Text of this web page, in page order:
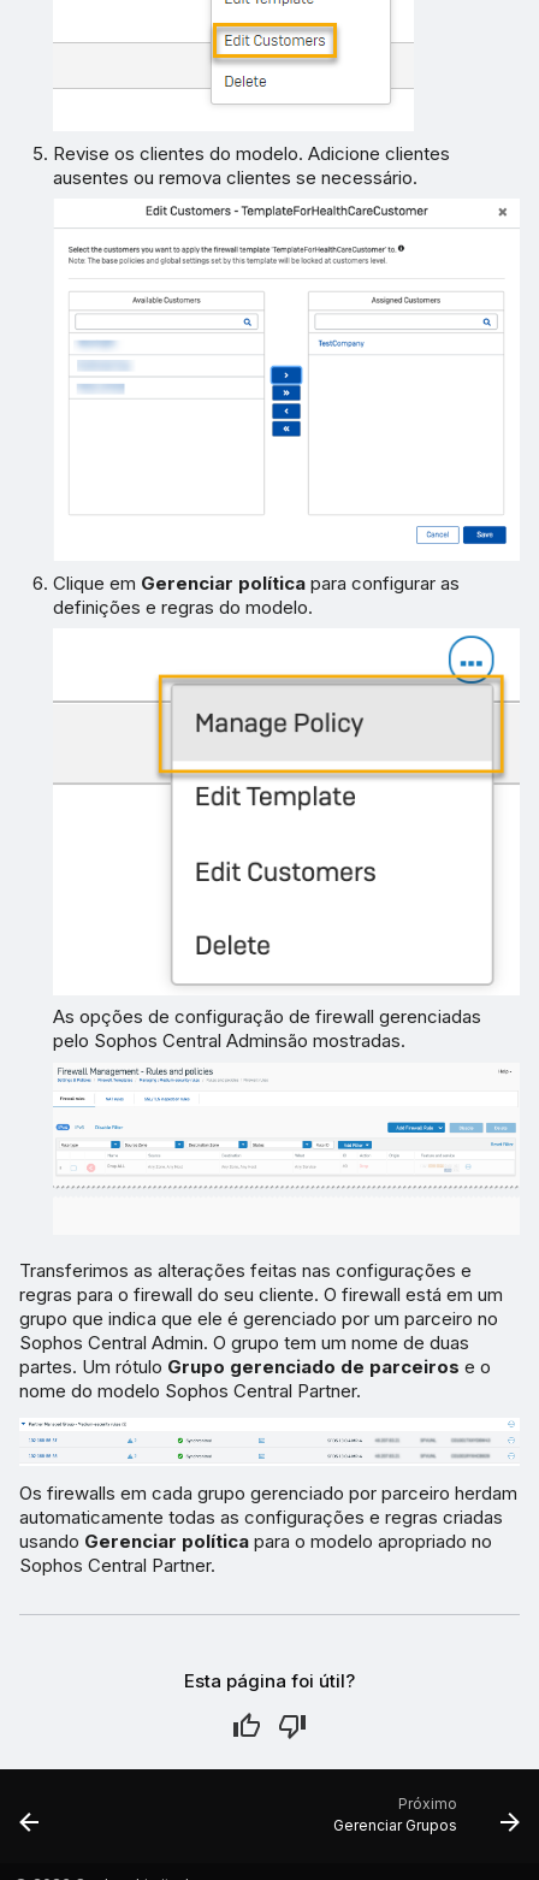
Revise os clientes do modelo. Adicione clientes
ausentes ou remova clientes se necessário.
Clique em Gerenciar política para configurar as
definições e regras do modelo.
As opções de configuração de firewall gerenciadas
pelo Sophos Central Adminsão mostradas.
Transferimos as alterações feitas nas configurações e
regras para o firewall do seu cliente. O firewall está em um
grupo que indica que ele é gerenciado por um parceiro no
Sophos Central Admin. O grupo tem um nome de duas
partes. Um rótulo Grupo gerenciado de parceiros e o
nome do modelo Sophos Central Partner.
Os firewalls em cada grupo gerenciado por parceiro herdam
automaticamente todas as configurações e regras criadas
usando Gerenciar política para o modelo apropriado no
Sophos Central Partner.
Esta página foi útil?
Próximo
Gerenciar Grupos